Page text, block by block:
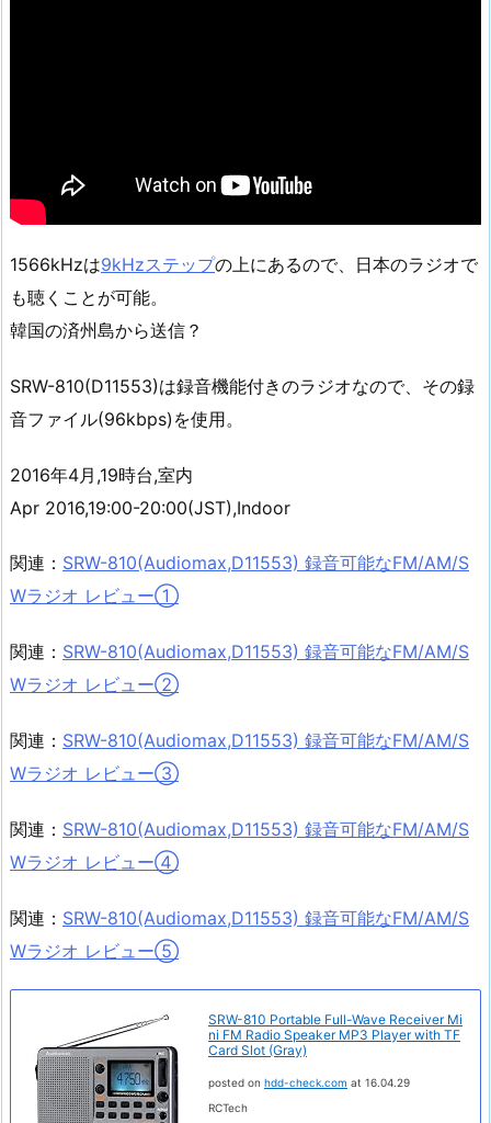
1566kHzは9kHzステップの上にあるので、日本のラジオで
も聴くことが可能。
韓国の済州島から送信？
SRW-810(D11553)は録音機能付きのラジオなので、その録
音ファイル(96kbps)を使用。
2016年4月,19時台,室内
Apr 2016,19:00-20:00(JST),Indoor
関連： SRW-810(Audiomax,D11553) 録音可能なFM/AM/S
Wラジオ レビュー①
関連： SRW-810(Audiomax,D11553) 録音可能なFM/AM/S
Wラジオ レビュー②
関連： SRW-810(Audiomax,D11553) 録音可能なFM/AM/S
Wラジオ レビュー③
関連： SRW-810(Audiomax,D11553) 録音可能なFM/AM/S
Wラジオ レビュー④
関連： SRW-810(Audiomax,D11553) 録音可能なFM/AM/S
Wラジオ レビュー⑤
SRW-810 Portable Full-Wave Receiver Mi
ni FM Radio Speaker MP3 Player with TF
Card Slot (Gray)
posted on hdd-check.com at 16.04.29
RCTech